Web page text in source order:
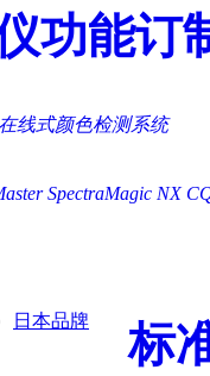
功能订
线式颜色检测系统
SpectraMagic NX
日本品牌 标